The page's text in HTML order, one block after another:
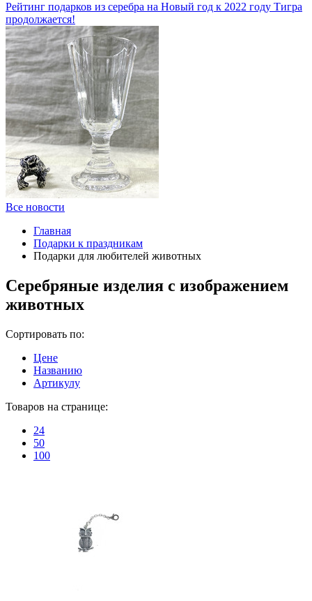
Рейтинг подарков из серебра на Новый год к 2022 году Тигра
продолжается!
Все новости
Главная
Подарки к праздникам
Подарки для любителей животных
Серебряные изделия с изображением
животных
Сортировать по:
Цене
Названию
Артикулу
Товаров на странице:
24
50
100